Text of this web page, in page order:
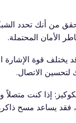
من أنك تحدد
الأمان المحتملة.
يختلف قوة الإشارة
الاتصال.
إذا كنت متصلاً
فقد يساعد مسح